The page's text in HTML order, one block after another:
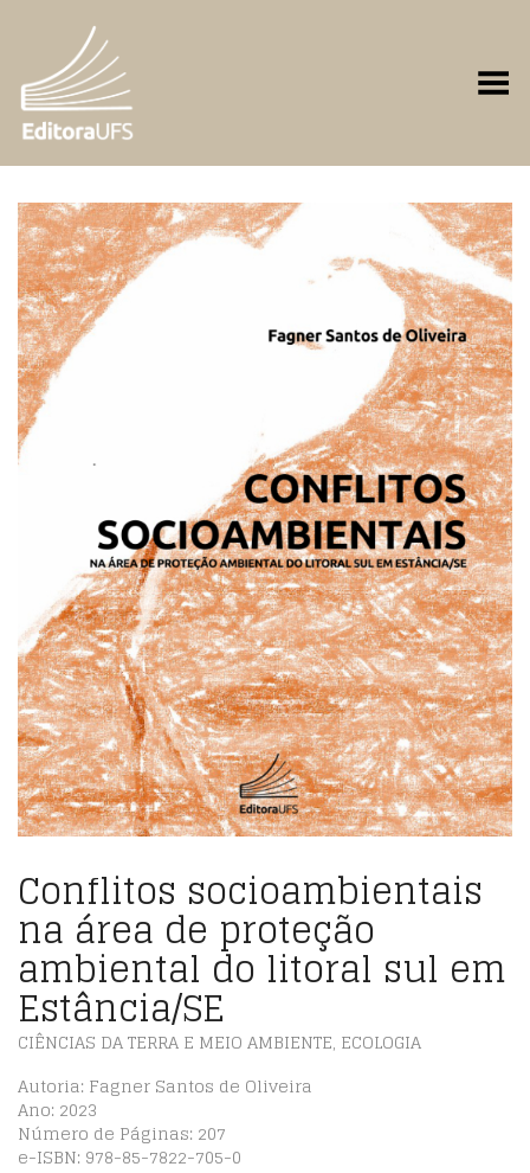
Toggle Menu
Conflitos socioambientais
na área de proteção
ambiental do litoral sul em
Estância/SE
CIÊNCIAS DA TERRA E MEIO AMBIENTE, ECOLOGIA
Autoria: Fagner Santos de Oliveira
Ano: 2023
Número de Páginas: 207
e-ISBN: 978-85-7822-705-0